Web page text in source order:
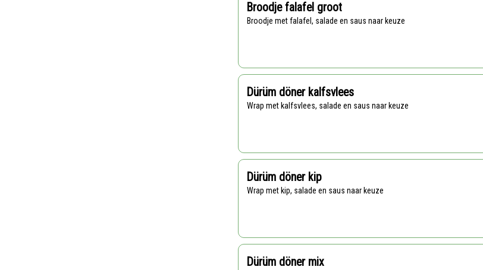
Broodje falafel groot
Broodje met falafel, salade en saus naar keuze
Dürüm döner kalfsvlees
Wrap met kalfsvlees, salade en saus naar keuze
Dürüm döner kip
Wrap met kip, salade en saus naar keuze
Dürüm döner mix